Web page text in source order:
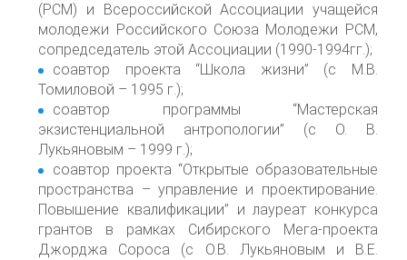
(РСМ) и Всероссийской Ассоциации учащейся
молодежи Российского Союза Молодежи РСМ,
сопредседатель этой Ассоциации (1990-1994гг.);
соавтор проекта “Школа жизни” (с М.В.
Томиловой – 1995 г.);
соавтор программы “Мастерская
экзистенциальной антропологии” (с О. В.
Лукьяновым – 1999 г.);
соавтор проекта “Открытые образовательные
пространства – управление и проектирование.
Повышение квалификации” и лауреат конкурса
грантов в рамках Сибирского Мега-проекта
Джорджа Сороса (с О.В. Лукьяновым и В.Е.